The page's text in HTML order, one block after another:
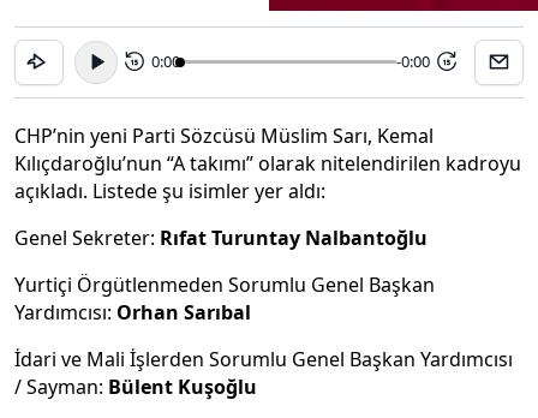
15 0:00 -0:00 15
CHP’nin yeni Parti Sözcüsü Müslim Sarı, Kemal
Kılıçdaroğlu’nun “A takımı” olarak nitelendirilen kadroyu
açıkladı. Listede şu isimler yer aldı:
Genel Sekreter: Rıfat Turuntay Nalbantoğlu
Yurtiçi Örgütlenmeden Sorumlu Genel Başkan
Yardımcısı: Orhan Sarıbal
İdari ve Mali İşlerden Sorumlu Genel Başkan Yardımcısı
/ Sayman: Bülent Kuşoğlu